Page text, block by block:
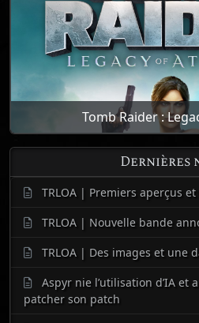
Tomb Raider :
Dernières
TRLOA | Premiers aperçus
TRLOA | Nouvelle bande
TRLOA | Des images et une
Aspyr nie l’utilisation d’IA et
patcher son patch